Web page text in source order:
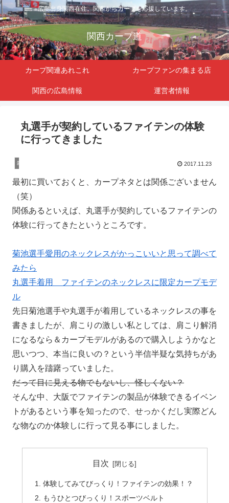
広島出身関西在住。関西からカープを応援しています。
関西カープ道
カープ関連あれこれ カープファンの集まる店
関西の広島情報 運営者情報
丸選手が契約しているファイテンの体験
に行ってきました
雑記 2017.11.23
最初に買いておくと、カープネタとは関係ございません
（笑）
関係あるといえば、丸選手が契約しているファイテンの
体験に行ってきたというところです。
菊池選手愛用のネックレスがかっこいいと思って調べて
みたら
丸選手着用 ファイテンのネックレスに限定カープモデ
ル
先日菊池選手や丸選手が着用しているネックレスの事を
書きましたが、肩こりの激しい私としては、肩こり解消
になるなら＆カープモデルがあるので購入しようかなと
思いつつ、本当に良いの？という半信半疑な気持ちがあ
り購入を躊躇っていました。
だって目に見える物でもないし、怪しくない？
そんな中、大阪でファイテンの製品が体験できるイベン
トがあるという事を知ったので、せっかくだし実際どん
な物なのか体験しに行って見る事にしました。
目次
体験してみてびっくり！ファイテンの効果！？
もうひとつびっくり！スポーツベルト